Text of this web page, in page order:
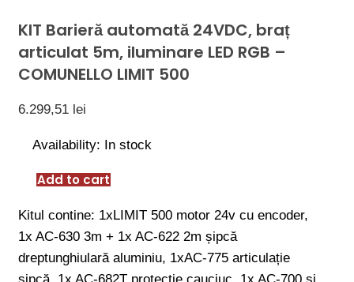
KIT Barieră automată 24VDC, braț
articulat 5m, iluminare LED RGB –
COMUNELLO LIMIT 500
6.299,51 lei
Availability: In stock
Add to cart
Kitul contine: 1xLIMIT 500 motor 24v cu encoder,
1x AC-630 3m + 1x AC-622 2m șipcă
dreptunghiulară aluminiu, 1xAC-775 articulație